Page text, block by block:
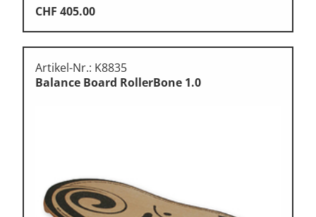
Therapiebedarf
Turnen, Gymnastik, Ballett
CHF 405.00
Artikel-Nr.: K8835
Balance Board RollerBone 1.0